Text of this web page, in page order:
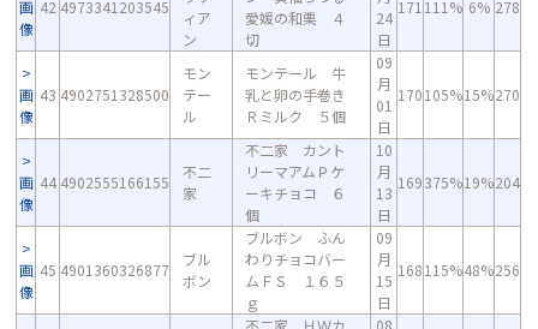
画
像
42 4973341203545
ィア
ン
愛媛の和栗 ４
切
24
日
171 111% 6% 278
画
像
43 4902751328500
モン
テー
ル
モンテール 牛
乳と卵の手巻き
Ｒミルク ５個
09
月
01
日
170105%15%270
画
像
44 4902555166155
不二
家
不二家 カント
リーマアムＰケ
ーキチョコ ６
個
10
月
13
日
169375%19%204
画
像
45 4901360326877
ブル
ボン
ブルボン ふん
わりチョコバー
ムＦＳ １６５
ｇ
09
月
15
日
168115%48%256
不二家 ＨＷカ
08